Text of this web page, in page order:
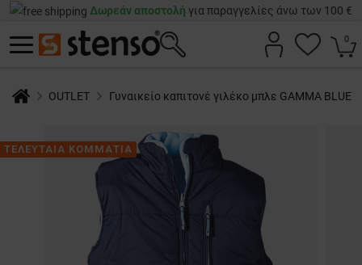
Δωρεάν αποστολή για παραγγελίες άνω των 100 €
0
OUTLET Γυναικείο καπιτονέ γιλέκο μπλε GAMMA BLUE
ΤΕΛΕΥΤΑΙΑ ΚΟΜΜΑΤΙΑ